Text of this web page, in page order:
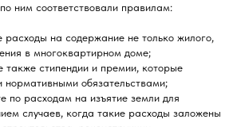
ним соответствовали правилам:
на содержание не только жилого,
в многоквартирном доме;
стипендии и премии, которые
нормативными обязательствами;
по расходам на изъятие земли для
случаев, когда такие расходы заложены